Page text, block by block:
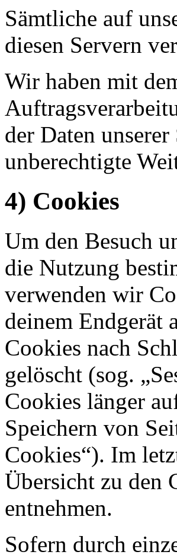
Sämtliche auf
diesen Servern
Wir haben mit
der Daten
unberechtigte
4) Cookies
Um den Besuch
die Nutzung
verwenden wir
deinem Endgerät
Cookies nach
gelöscht (sog.
Cookies länger
Speichern von
Cookies“). Im
Übersicht zu den
entnehmen.
Sofern durch